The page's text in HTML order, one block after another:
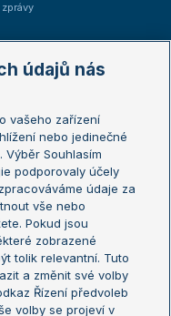
Open
údajů nás
vašeho zařízení
nebo jedinečné
Výběr Souhlasím
podporovaly účely
údaje za
vše nebo
Pokud jsou
zobrazené
tolik relevantní. Tuto
a změnit své volby
Řízení předvoleb
volby se projeví v